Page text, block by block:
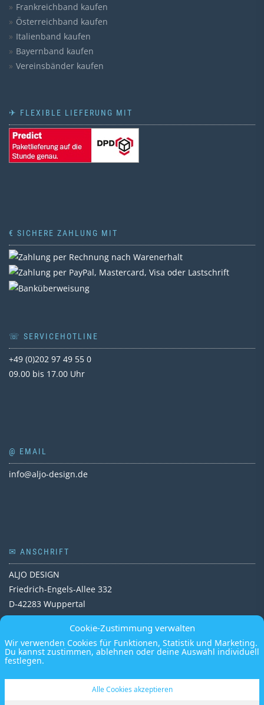
Cookie-Zustimmung verwalten
Wir verwenden Cookies für Funktionen, Statistik und Marketing.
Du kannst zustimmen, ablehnen oder deine Auswahl individuell
festlegen.
Alle Cookies akzeptieren
Frankreichband kaufen
Österreichband kaufen
Italienband kaufen
Bayernband kaufen
Vereinsbänder kaufen
✈ FLEXIBLE LIEFERUNG MIT
€ SICHERE ZAHLUNG MIT
☏ SERVICEHOTLINE
+49 (0)202 97 49 55 0
09.00 bis 17.00 Uhr
@ EMAIL
info@aljo-design.de
✉ ANSCHRIFT
ALJO DESIGN
Friedrich-Engels-Allee 332
D-42283 Wuppertal
Deutschland